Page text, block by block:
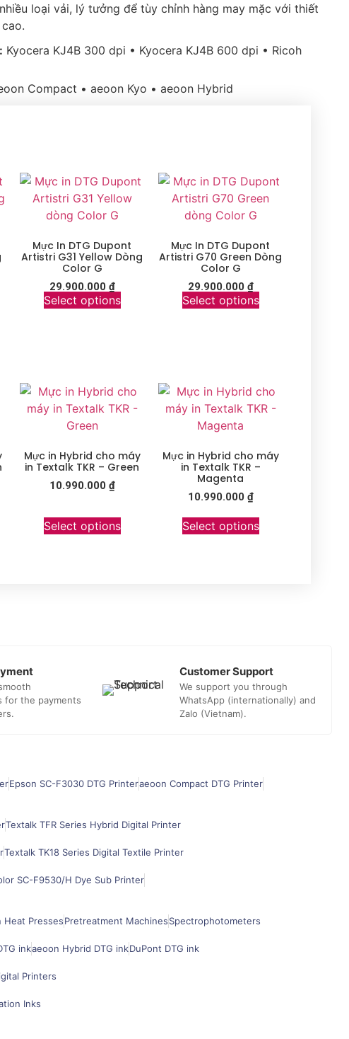
loại vải, lý tưởng để tùy chỉnh hàng may mặc với thiết
Kyocera KJ4B 300 dpi • Kyocera KJ4B 600 dpi • Ricoh
Compact • aeoon Kyo • aeoon Hybrid
Mực In DTG Dupont
Artistri G31 Yellow Dòng
Color G
29.900.000 ₫
Select options
Mực In DTG Dupont
Artistri G70 Green Dòng
Color G
29.900.000 ₫
Select options
Mực in Hybrid cho máy
in Textalk TKR – Green
10.990.000 ₫
Select options
Mực in Hybrid cho máy
in Textalk TKR –
Magenta
10.990.000 ₫
Select options
for the payments
Customer Support
We support you through
WhatsApp (internationally) and
Zalo (Vietnam).
Epson SC-F3030 DTG Printeraeoon Compact DTG Printer
Textalk TFR Series Hybrid Digital Printer
Textalk TK18 Series Digital Textile Printer
SC-F9530/H Dye Sub Printer
Heat PressesPretreatment MachinesSpectrophotometers
inkaeoon Hybrid DTG inkDuPont DTG ink
Printers
Inks